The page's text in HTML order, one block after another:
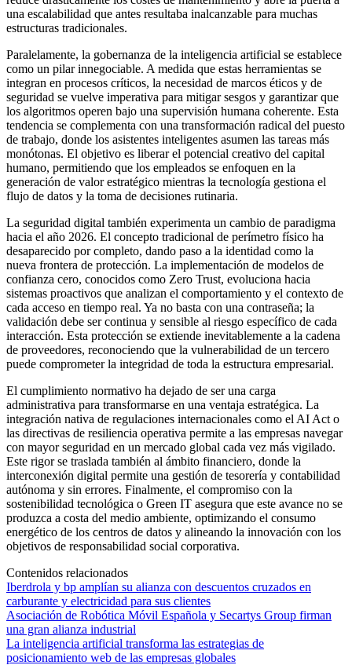
una escalabilidad que antes resultaba inalcanzable para muchas
estructuras tradicionales.
Paralelamente, la gobernanza de la inteligencia artificial se establece
como un pilar innegociable. A medida que estas herramientas se
integran en procesos críticos, la necesidad de marcos éticos y de
seguridad se vuelve imperativa para mitigar sesgos y garantizar que
los algoritmos operen bajo una supervisión humana coherente. Esta
tendencia se complementa con una transformación radical del puesto
de trabajo, donde los asistentes inteligentes asumen las tareas más
monótonas. El objetivo es liberar el potencial creativo del capital
humano, permitiendo que los empleados se enfoquen en la
generación de valor estratégico mientras la tecnología gestiona el
flujo de datos y la toma de decisiones rutinaria.
La seguridad digital también experimenta un cambio de paradigma
hacia el año 2026. El concepto tradicional de perímetro físico ha
desaparecido por completo, dando paso a la identidad como la
nueva frontera de protección. La implementación de modelos de
confianza cero, conocidos como Zero Trust, evoluciona hacia
sistemas proactivos que analizan el comportamiento y el contexto de
cada acceso en tiempo real. Ya no basta con una contraseña; la
validación debe ser continua y sensible al riesgo específico de cada
interacción. Esta protección se extiende inevitablemente a la cadena
de proveedores, reconociendo que la vulnerabilidad de un tercero
puede comprometer la integridad de toda la estructura empresarial.
El cumplimiento normativo ha dejado de ser una carga
administrativa para transformarse en una ventaja estratégica. La
integración nativa de regulaciones internacionales como el AI Act o
las directivas de resiliencia operativa permite a las empresas navegar
con mayor seguridad en un mercado global cada vez más vigilado.
Este rigor se traslada también al ámbito financiero, donde la
interconexión digital permite una gestión de tesorería y contabilidad
autónoma y sin errores. Finalmente, el compromiso con la
sostenibilidad tecnológica o Green IT asegura que este avance no se
produzca a costa del medio ambiente, optimizando el consumo
energético de los centros de datos y alineando la innovación con los
objetivos de responsabilidad social corporativa.
Contenidos relacionados
Iberdrola y bp amplían su alianza con descuentos cruzados en
carburante y electricidad para sus clientes
Asociación de Robótica Móvil Española y Secartys Group firman
una gran alianza industrial
La inteligencia artificial transforma las estrategias de
posicionamiento web de las empresas globales